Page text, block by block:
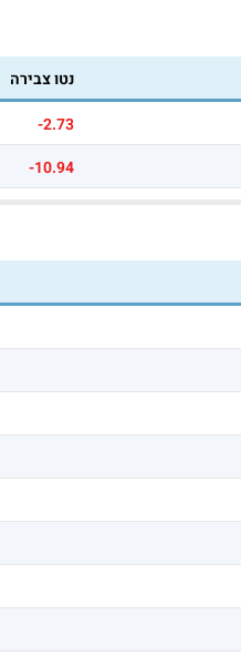
נטו צבירה
-2.73
-10.94